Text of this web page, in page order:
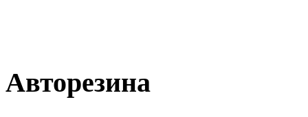
Авторезина